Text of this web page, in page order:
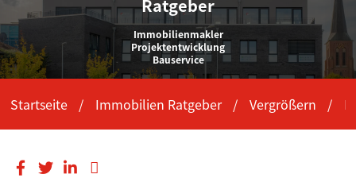
Ratgeber
Immobilienmakler
Projektentwicklung
Bauservice
Startseite Immobilien Ratgeber Vergrößern